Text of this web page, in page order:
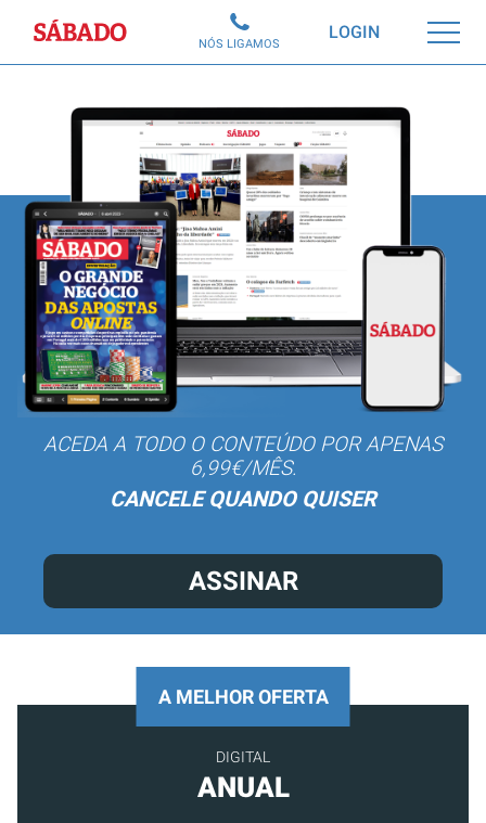
Sábado LOGIN
NÓS LIGAMOS
ACEDA A TODO O CONTEÚDO POR APENAS
6,99€/MÊS.
CANCELE QUANDO QUISER
ASSINAR
A MELHOR OFERTA
DIGITAL
ANUAL